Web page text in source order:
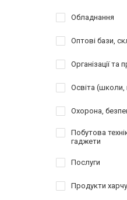
Обладнання
Оптові бази,
Організації та
Освіта (школи,
Охорона,
Побутова
гаджети
Послуги
Продукти